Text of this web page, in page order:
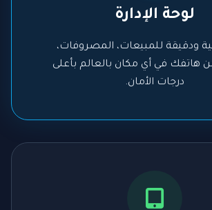
لوحة الإدارة
ودقيقة للمبيعات، المصروفات،
من هاتفك في أي مكان بالعالم بأعلى
درجات الأمان.